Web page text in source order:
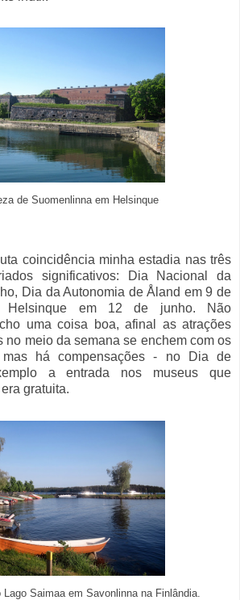
de Suomenlinna em Helsinque
minha estadia nas três
significativos: Dia Nacional da
Dia da Autonomia de Åland em 9 de
em 12 de junho. Não
uma coisa boa, afinal as atrações
no meio da semana se enchem com os
mas há compensações - no Dia de
a entrada nos museus que
gratuita.
Lago Saimaa em Savonlinna na Finlândia.